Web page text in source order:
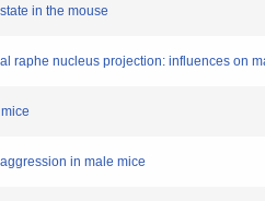
in the mouse
raphe nucleus projection: influences on
in male mice